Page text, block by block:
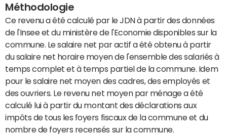
Méthodologie
Ce revenu a été calculé par le JDN à partir des données
de l'Insee et du ministère de l'Economie disponibles sur la
commune. Le salaire net par actif a été obtenu à partir
du salaire net horaire moyen de l'ensemble des salariés à
temps complet et à temps partiel de la commune. Idem
pour le salaire net moyen des cadres, des employés et
des ouvriers. Le revenu net moyen par ménage a été
calculé lui à partir du montant des déclarations aux
impôts de tous les foyers fiscaux de la commune et du
nombre de foyers recensés sur la commune.